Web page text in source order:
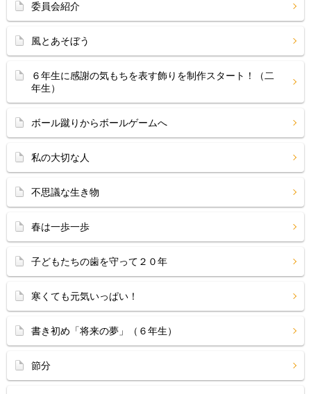
委員会紹介
風とあそぼう
６年生に感謝の気もちを表す飾りを制作スタート！（二
年生）
ボール蹴りからボールゲームへ
私の大切な人
不思議な生き物
春は一歩一歩
子どもたちの歯を守って２０年
寒くても元気いっぱい！
書き初め「将来の夢」（６年生）
節分